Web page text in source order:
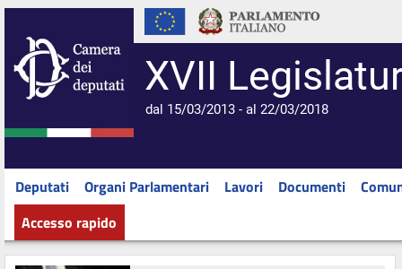
XVII
dal 15/03/2013 - al 22/03/2018
Deputati Organi Parlamentari Lavori Documenti
Accesso rapido